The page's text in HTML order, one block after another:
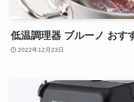
低温調理器 ブルーノ おす
2022年12月23日